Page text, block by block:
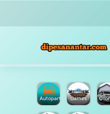
Autoparts Games